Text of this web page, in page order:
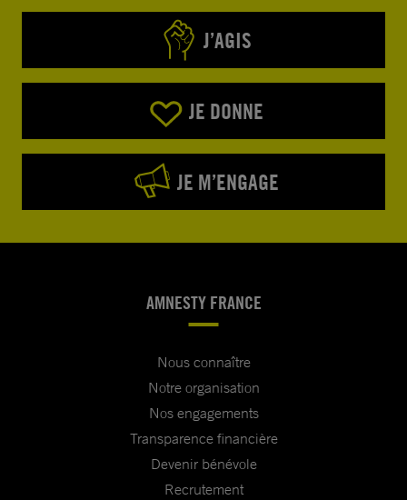
J’AGIS
JE DONNE
JE M’ENGAGE
AMNESTY FRANCE
Nous connaître
Notre organisation
Nos engagements
Transparence financière
Devenir bénévole
Recrutement